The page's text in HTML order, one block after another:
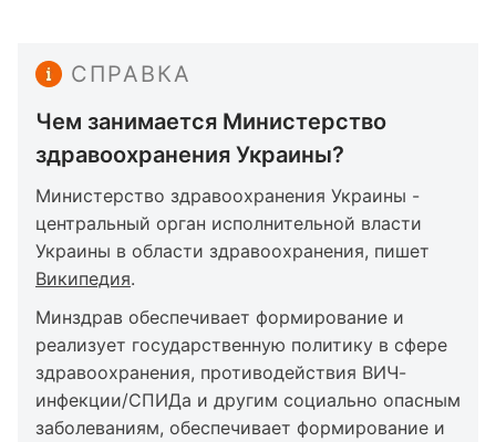
СПРАВКА
Чем занимается Министерство
здравоохранения Украины?
Министерство здравоохранения Украины -
центральный орган исполнительной власти
Украины в области здравоохранения, пишет
Википедия.
Минздрав обеспечивает формирование и
реализует государственную политику в сфере
здравоохранения, противодействия ВИЧ-
инфекции/СПИДа и другим социально опасным
заболеваниям, обеспечивает формирование и